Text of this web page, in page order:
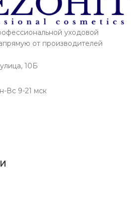
уходовой
от производителей
10Б
Вс 9-21 мск